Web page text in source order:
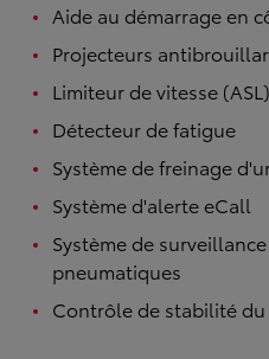
Aide au démarrage en
Projecteurs
Limiteur de vitesse (ASL)
Détecteur de fatigue
Système de freinage
Système d'alerte eCall
Système de
pneumatiques
Contrôle de stabilité du